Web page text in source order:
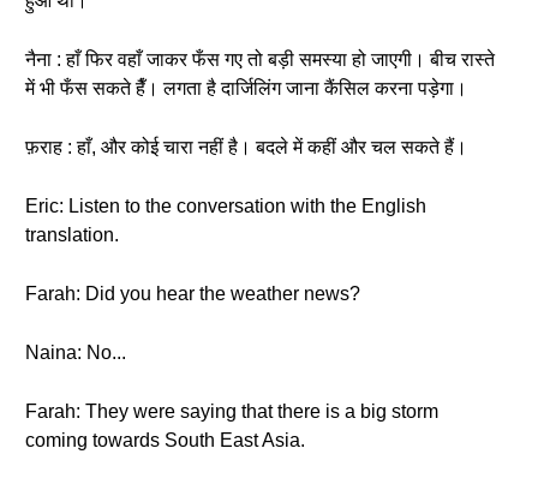
नैना : हाँ फिर वहाँ जाकर फँस गए तो बड़ी समस्या हो जाएगी। बीच रास्ते
में भी फँस सकते हैँ। लगता है दार्जिलिंग जाना कैंसिल करना पड़ेगा।
फ़राह : हाँ, और कोई चारा नहीं है। बदले में कहीं और चल सकते हैं।
Eric: Listen to the conversation with the English
translation.
Farah: Did you hear the weather news?
Naina: No...
Farah: They were saying that there is a big storm
coming towards South East Asia.